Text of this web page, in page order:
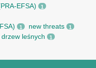
EFSA) 1
1 new threats 1
leśnych 1